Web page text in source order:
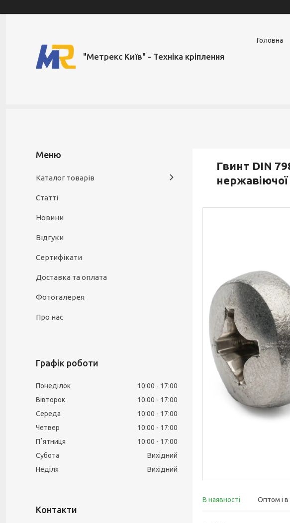
"Метрекс Київ" - Техніка кріплення
Головна
Гвинт DIN
нержавіючої
В наявності Оптом і в
Каталог товарів
Статті
Новини
Відгуки
Сертифікати
Доставка та оплата
Фотогалерея
Про нас
Графік роботи
Понеділок 10:00
17:00
Вівторок
10:00
17:00
Середа
10:00
17:00
Четвер
10:00
17:00
Пʼятниця
10:00
17:00
Субота
Вихідний
Неділя
Вихідний